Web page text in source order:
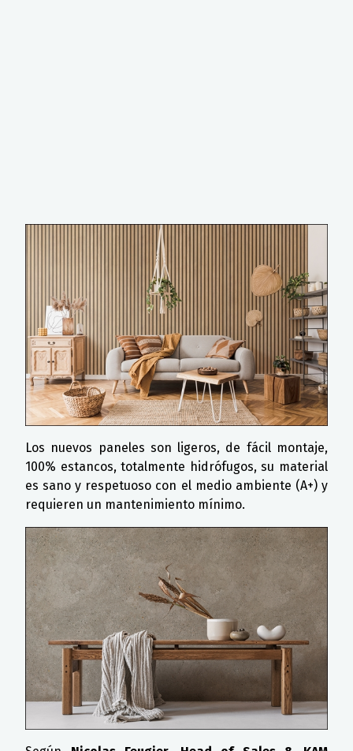
Los nuevos paneles son ligeros, de fácil montaje,
100% estancos, totalmente hidrófugos, su material
es sano y respetuoso con el medio ambiente (A+) y
requieren un mantenimiento mínimo.